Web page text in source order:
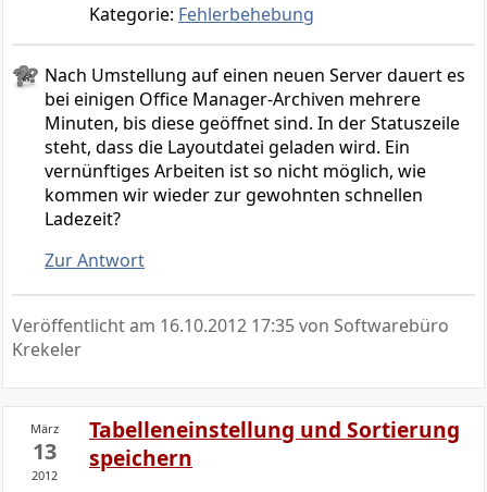
Kategorie: Fehlerbehebung
Nach Umstellung auf einen neuen Server dauert es
bei einigen Office Manager-Archiven mehrere
Minuten, bis diese geöffnet sind. In der Statuszeile
steht, dass die Layoutdatei geladen wird. Ein
vernünftiges Arbeiten ist so nicht möglich, wie
kommen wir wieder zur gewohnten schnellen
Ladezeit?
Zur Antwort
Veröffentlicht am 16.10.2012 17:35von Softwarebüro
Krekeler
März
13
2012
Tabelleneinstellung und Sortierung
speichern